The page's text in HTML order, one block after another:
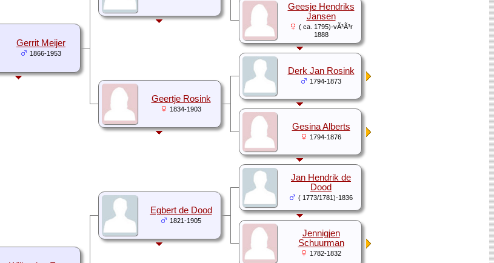
Gerrit Meijer
1866-1953
Geesje Hendriks
Jansen
( ca. 1795)-vÃ³Ã³r
1888
Geertje Rosink
1834-1903
Derk Jan Rosink
1794-1873
Gesina Alberts
1794-1876
Egbert de Dood
1821-1905
Jan Hendrik de
Dood
( 1773/1781)-1836
Jennigjen
Schuurman
1782-1832